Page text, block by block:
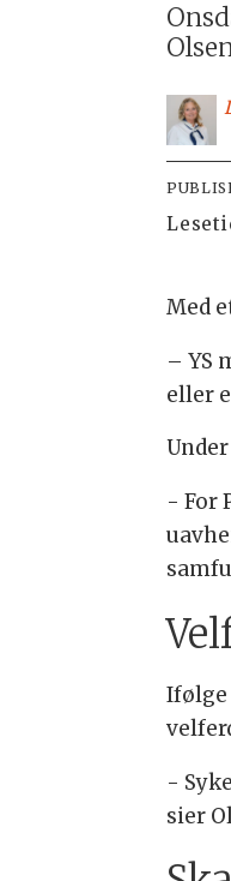
Med
– YS
eller
- For
Ifølge
-
sier